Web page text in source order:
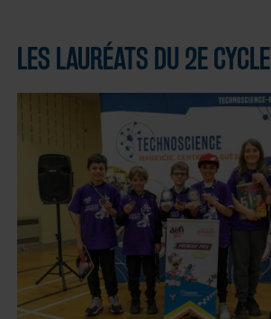
LES LAURÉATS DU 2E CYCLE